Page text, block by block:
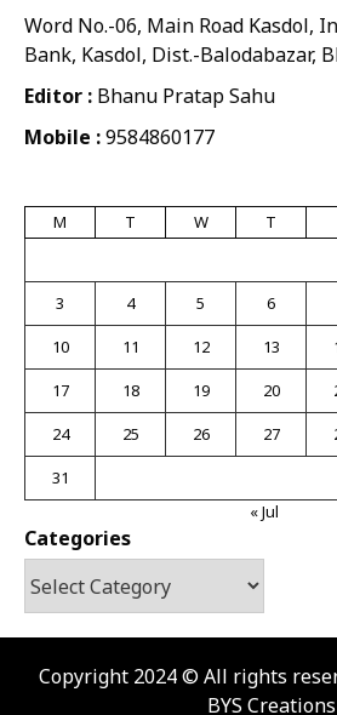
Word No.-06, Main Road Kasdol,
Bank, Kasdol, Dist.-Balodabazar,
Editor : Bhanu Pratap Sahu
Mobile :9584860177
M
T W T
3
4 5 6
10
11 12 13
17
18 19 20
24
25 26 27
31
« Jul
Categories
Copyright 2024 © All rights
BYS Creations